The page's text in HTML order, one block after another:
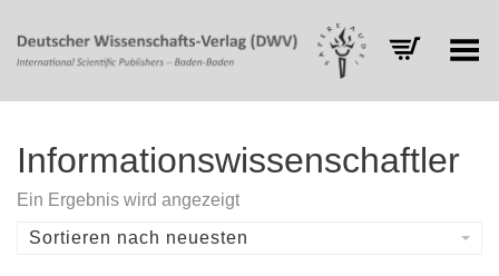
Toggle Menu
Informationswissenschaftler
Ein Ergebnis wird angezeigt
Sortieren nach neuesten